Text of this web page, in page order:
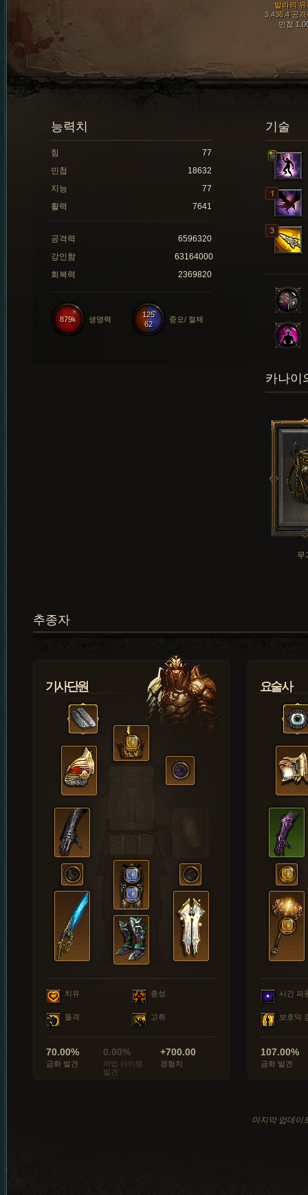
발라의 유
3,436.4 공격
민첩
기술
능력치
힘
77
민첩
18632
지능
77
활력
7641
공격력
6596320
강인함
63164000
회복력
2369820
125
62
증오/ 절제
879k 생명력
카나이
무
추종자
기사단원
치유 충성
돌격 고취
70.00%
금화 발견
0.00%
마법 아이템
발견
+700.00
경험치
요술사
시간 파
보호막
107.00%
금화 발견
마지막 업데이